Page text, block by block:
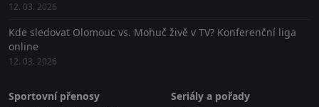
12. 03. 2026
Kde sledovat Olomouc vs. Mohuč živě v TV? Konferenční liga
online
12. 03. 2026
Sportovní přenosy
Seriály a pořady